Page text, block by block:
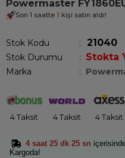
Powermaster
Son 1 saatte 1 kişi satın aldı!
Stok Kodu 21040
Stok Durumu : Stokta
Marka :
4 Taksit 4 Taksit 4 Taksit
4 saat 25 dk 25 sn
Kargoda!